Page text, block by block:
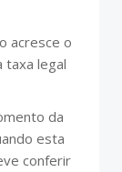
acresce o
taxa legal
da
esta
conferir